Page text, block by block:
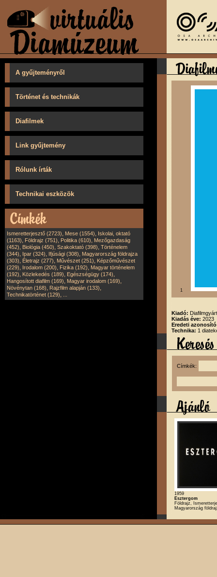
A gyűjteményről
Történet és technikák
Diafilmek
Link gyűjtemény
Rólunk írták
Technikai eszközök
Ismeretterjesztő (2723), Mese (1554), Iskolai, oktató
(1163), Földrajz (751), Politika (610), Mezőgazdaság
(452), Biológia (450), Szakoktató (398), Történelem
(344), Ipar (324), Ifjúsági (308), Magyarország földrajza
(303), Életrajz (277), Művészet (251), Képzőművészet
(229), Irodalom (200), Fizika (192), Magyar történelem
(192), Közlekedés (189), Egészségügy (174),
Hangosított diafilm (169), Magyar irodalom (169),
Növénytan (168), Rajzfilm alapján (133),
Technikatörténet (129),
1
Kiadó:
Kiadás éve: 2023
Eredeti
Technika: 1
Címkék:
1959
Esztergom
Földrajz,
Magyarország